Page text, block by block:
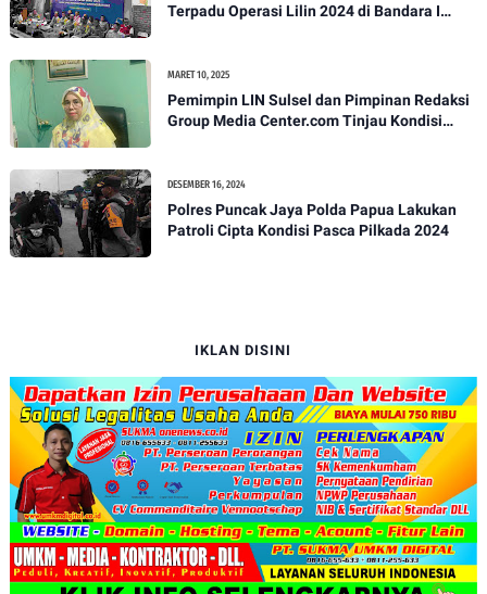
Terpadu Operasi Lilin 2024 di Bandara I
MARET 10, 2025
Pemimpin LIN Sulsel dan Pimpinan Redaksi
Group Media Center.com Tinjau Kondisi
DESEMBER 16, 2024
Polres Puncak Jaya Polda Papua Lakukan
Patroli Cipta Kondisi Pasca Pilkada 2024
IKLAN DISINI